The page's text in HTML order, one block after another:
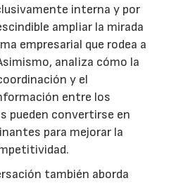
interna y por
ampliar la mirada
empresarial que rodea a
analiza cómo la
y el
entre los
pueden convertirse en
para mejorar la
también aborda